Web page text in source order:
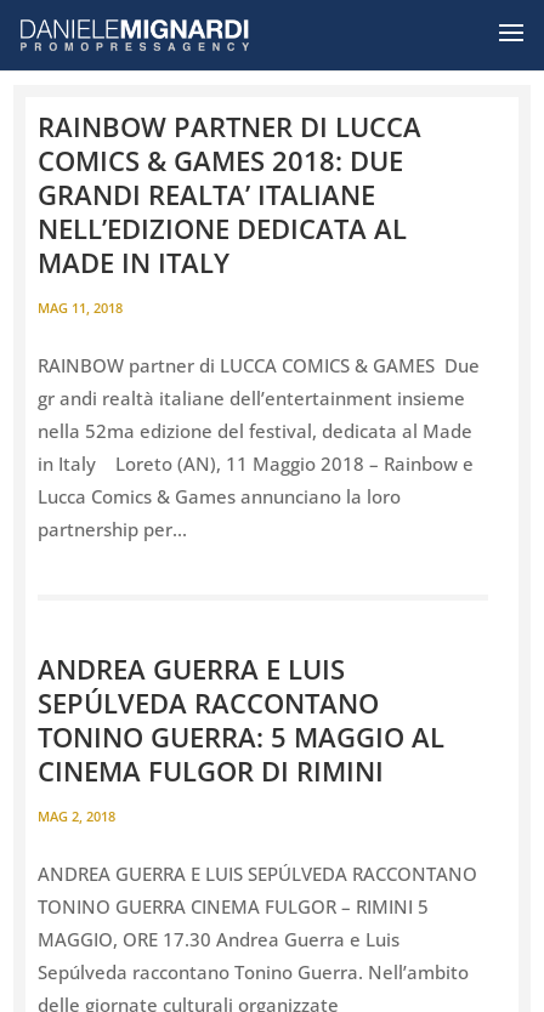
RAINBOW PARTNER DI LUCCA
COMICS & GAMES 2018: DUE
GRANDI REALTA’ ITALIANE
NELL’EDIZIONE DEDICATA AL
MADE IN ITALY
MAG 11, 2018
RAINBOW partner di LUCCA COMICS & GAMES Due
gr andi realtà italiane dell’entertainment insieme
nella 52ma edizione del festival, dedicata al Made
in Italy Loreto (AN), 11 Maggio 2018 – Rainbow e
Lucca Comics & Games annunciano la loro
partnership per...
ANDREA GUERRA E LUIS
SEPÚLVEDA RACCONTANO
TONINO GUERRA: 5 MAGGIO AL
CINEMA FULGOR DI RIMINI
MAG 2, 2018
ANDREA GUERRA E LUIS SEPÚLVEDA RACCONTANO
TONINO GUERRA CINEMA FULGOR – RIMINI 5
MAGGIO, ORE 17.30 Andrea Guerra e Luis
Sepúlveda raccontano Tonino Guerra. Nell’ambito
delle giornate culturali organizzate